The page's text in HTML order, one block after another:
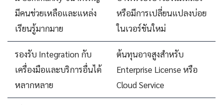
มีคนช่วยเหลือและแหล่ง
เรียนรู้มากมาย
หรือมีการเปลี่ยนแปลงบ่อย
ในเวอร์ชันใหม่
รองรับ Integration กับ
เครื่องมือและบริการอื่นได้
หลากหลาย
ต้นทุนอาจสูงสำหรับ
Enterprise License หรือ
Cloud Service